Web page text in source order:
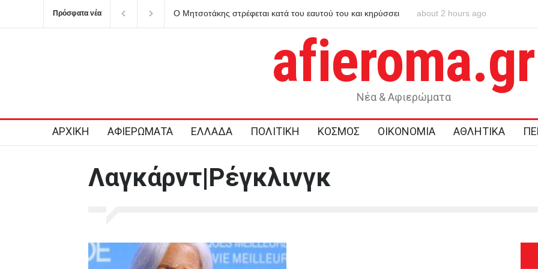
Πρόσφατα νέα
Ο Μητσοτάκης στρέφεται κατά του εαυτού του και κηρύσσει
Χανιά: ΕΔΕ για τους
about 2 hours ago
afieroma.gr
Νέα & Αφιερώματα
ΑΡΧΙΚΗ ΑΦΙΕΡΩΜΑΤΑ ΕΛΛΑΔΑ ΠΟΛΙΤΙΚΗ ΚΟΣΜΟΣ ΟΙΚΟΝΟΜΙΑ ΑΘΛΗΤΙΚΑ
Λαγκάρντ|Ρέγκλινγκ